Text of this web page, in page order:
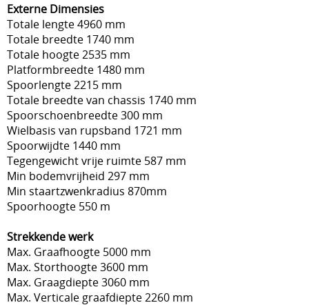
Externe Dimensies
Totale lengte 4960 mm
Totale breedte 1740 mm
Totale hoogte 2535 mm
Platformbreedte 1480 mm
Spoorlengte 2215 mm
Totale breedte van chassis 1740 mm
Spoorschoenbreedte 300 mm
Wielbasis van rupsband 1721 mm
Spoorwijdte 1440 mm
Tegengewicht vrije ruimte 587 mm
Min bodemvrijheid 297 mm
Min staartzwenkradius 870mm
Spoorhoogte 550 m
Strekkende werk
Max. Graafhoogte 5000 mm
Max. Storthoogte 3600 mm
Max. Graagdiepte 3060 mm
Max. Verticale graafdiepte 2260 mm